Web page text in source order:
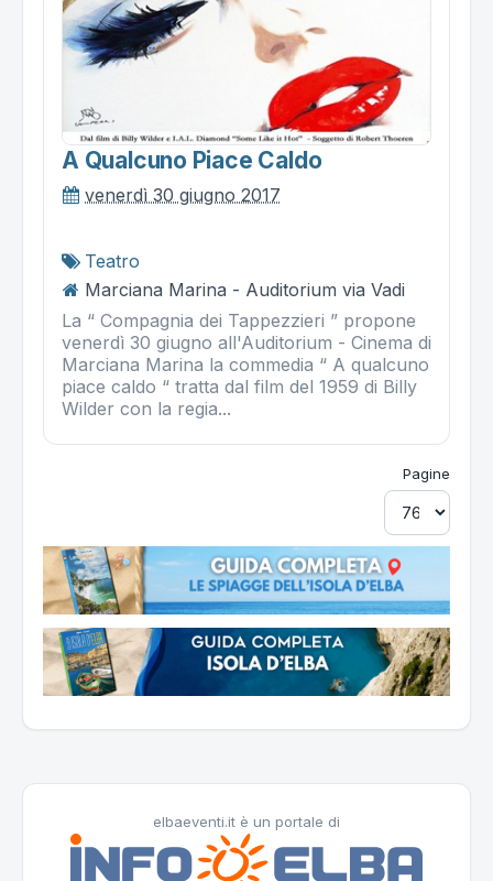
A Qualcuno Piace Caldo
venerdì 30 giugno 2017
Teatro
Marciana Marina - Auditorium via Vadi
La “ Compagnia dei Tappezzieri ” propone
venerdì 30 giugno all'Auditorium - Cinema di
Marciana Marina la commedia “ A qualcuno
piace caldo “ tratta dal film del 1959 di Billy
Wilder con la regia...
Pagine
elbaeventi.it è un portale di